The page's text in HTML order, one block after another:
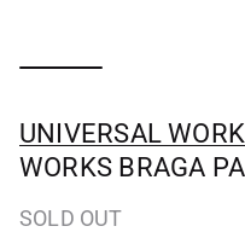
UNIVERSAL
WORKS BRAGA
SOLD OUT